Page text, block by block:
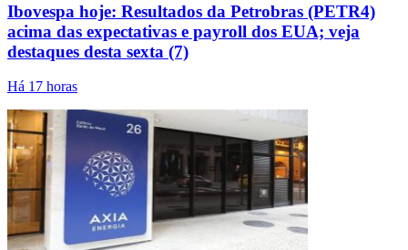
Ibovespa hoje: Resultados da Petrobras (PETR4)
acima das expectativas e payroll dos EUA; veja
destaques desta sexta (7)
Há 17 horas